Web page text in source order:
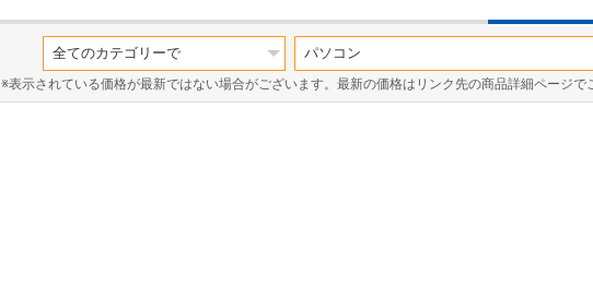
※表示されている価格が最新ではない場合がございます。最新の価格はリンク先の商品詳細ページで